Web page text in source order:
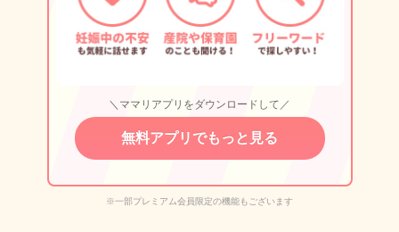
＼ママリアプリをダウンロードして／
無料アプリでもっと見る
※一部プレミアム会員限定の機能もございます